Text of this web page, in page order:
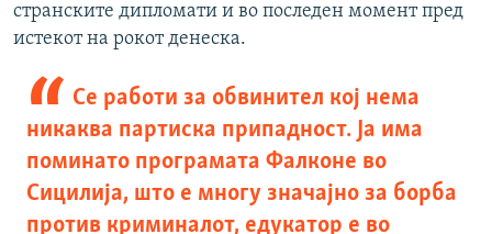
странските дипломати и во последен момент пред
истекот на рокот денеска.
Се работи за обвинител кој нема
никаква партиска припадност. Ја има
поминато програмата Фалконе во
Сицилија, што е многу значајно за борба
против криминалот, едукатор е во